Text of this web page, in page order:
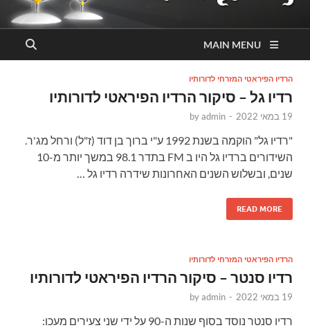
MAIN MENU
הרדיו הפיראטי המזרחי לדורותיו
רדיו גל – סיקור הרדיו הפיראטי לדורותיו
19 במאי 2022 -
byadmin
"רדיו גל" הוקמה בשנת 1992 ע"י ברוך בן דוד (ז"ל) ורחל מג'ר.
השידורים ברדיו גל היו ב FM בתדר 98.1 במשך יותר מ-10
שנים, ובשלוש השנים האחרונות שידרה רדיו גל …
READ MORE
הרדיו הפיראטי המזרחי לדורותיו
רדיו סנטר – סיקור הרדיו הפיראטי לדורותיו
19 במאי 2022 -
byadmin
רדיו סנטר נוסד בסוף שנות ה-90 על ידי שני צעירים מעכו: